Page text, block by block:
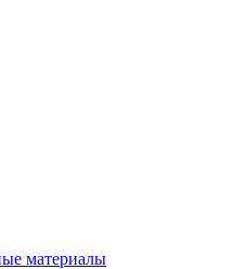
материалы